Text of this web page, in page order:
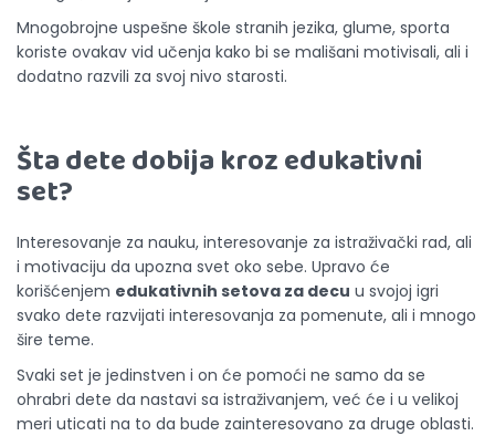
Mnogobrojne uspešne škole stranih jezika, glume, sporta
koriste ovakav vid učenja kako bi se mališani motivisali, ali i
dodatno razvili za svoj nivo starosti.
Štadetedobija kroz edukativni
set?
Interesovanje za nauku, interesovanje za istraživački rad, ali
i motivaciju da upozna svet oko sebe. Upravo će
korišćenjem edukativnih setova za decu u svojoj igri
svako dete razvijati interesovanja za pomenute, ali i mnogo
šire teme.
Svaki set je jedinstven i on će pomoći ne samo da se
ohrabri dete da nastavi sa istraživanjem, već će i u velikoj
meri uticati na to da bude zainteresovano za druge oblasti.